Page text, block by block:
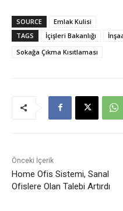
SOURCE
Emlak Kulisi
TAGS
İçişleri Bakanlığı
Sokağa Çıkma Kısıtlaması
Önceki İçerik
Home Ofis Sistemi, Sanal
Ofislere Olan Talebi Artırdı